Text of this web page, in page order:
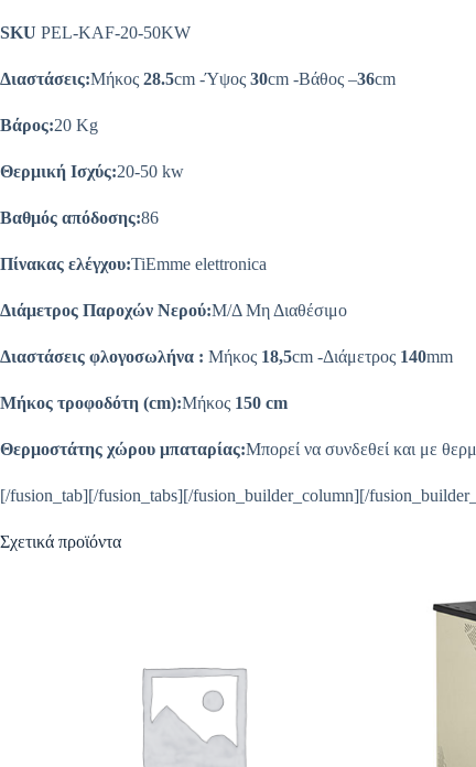
SKU PEL-KAF-20-50KW
Διαστάσεις:Μήκος 28.5cm -Ύψος 30cm -Βάθος –36cm
Βάρος:20 Kg
Θερμική Ισχύς:20-50 kw
Βαθμός απόδοσης:86
Πίνακας ελέγχου:TiEmme elettronica
Διάμετρος Παροχών Νερού:Μ/Δ Μη Διαθέσιμο
Διαστάσεις φλογοσωλήνα : Μήκος 18,5cm -Διάμετρος 140mm
Μήκος τροφοδότη (cm):Μήκος 150 cm
Θερμοστάτης χώρου μπαταρίας:Μπορεί να συνδεθεί και με
[/fusion_tab][/fusion_tabs][/fusion_builder_column][/
Σχετικά προϊόντα